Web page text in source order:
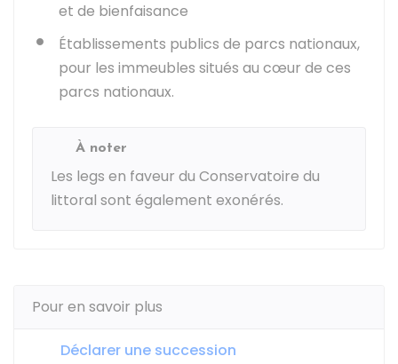
et de bienfaisance
Établissements publics de parcs nationaux,
pour les immeubles situés au cœur de ces
parcs nationaux.
À noter
Les legs en faveur du Conservatoire du
littoral sont également exonérés.
Pour en savoir plus
Déclarer une succession